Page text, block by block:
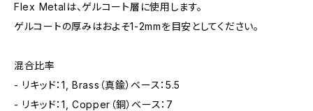
Flex Metalは、ゲルコート層に使用します。
ゲルコートの厚みはおよそ1-2mmを目安としてください。
混合比率
- リキッド：1, Brass（真鍮）ベース：5.5
- リキッド：1, Copper（銅）ベース：7